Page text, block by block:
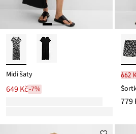
Midi šaty
649 Kč-7%
662
779